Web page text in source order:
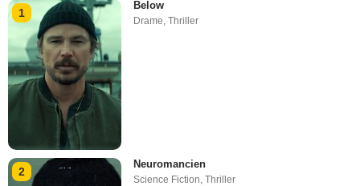
1
Below
Drame ,Thriller
2
Neuromancien
Science Fiction,Thriller